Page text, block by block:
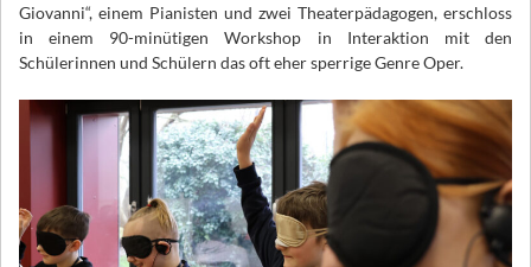
Giovanni“, einem Pianisten und zwei Theaterpädagogen, erschloss
in einem 90-minütigen Workshop in Interaktion mit den
Schülerinnen und Schülern das oft eher sperrige Genre Oper.